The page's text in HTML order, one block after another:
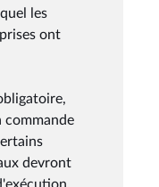
les
ont
commande
devront